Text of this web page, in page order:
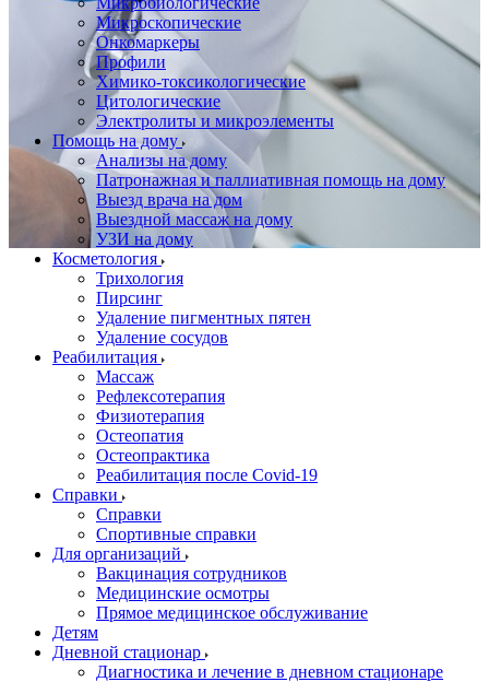
Микроскопические
Онкомаркеры
Профили
Химико-токсикологические
Цитологические
Электролиты и микроэлементы
Помощь на дому
Анализы на дому
Патронажная и паллиативная помощь на дому
Выезд врача на дом
Выездной массаж на дому
УЗИ на дому
Косметология
Трихология
Пирсинг
Удаление пигментных пятен
Удаление сосудов
Реабилитация
Массаж
Рефлексотерапия
Физиотерапия
Остеопатия
Остеопрактика
Реабилитация после Covid-19
Справки
Справки
Спортивные справки
Для организаций
Вакцинация сотрудников
Медицинские осмотры
Прямое медицинское обслуживание
Детям
Дневной стационар
Диагностика и лечение в дневном стационаре